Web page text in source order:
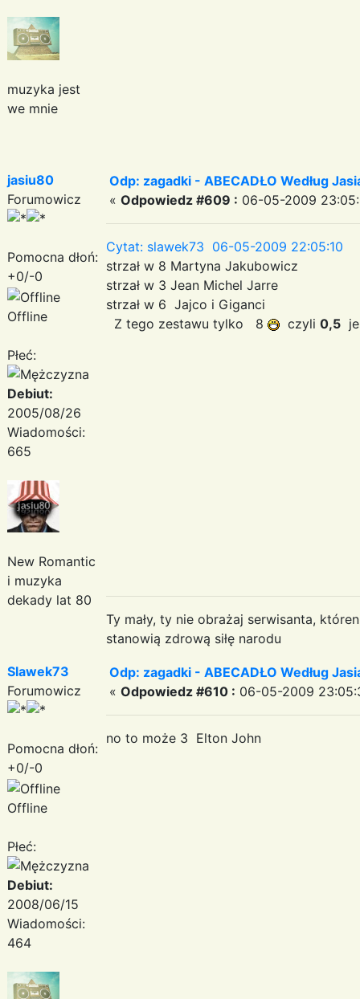
muzyka jest
we mnie
jasiu80
Forumowicz
Pomocna dłoń:
+0/-0
Offline
Płeć:
Debiut:
2005/08/26
Wiadomości:
665
New Romantic
i muzyka
dekady lat 80
Odp: zagadki - ABECADŁO Według
« Odpowiedz #609 : 06-05-2009
Cytat: slawek73 06-05-2009 22:05:10
strzał w 8 Martyna Jakubowicz
strzał w 3 Jean Michel Jarre
strzał w 6 Jajco i Giganci
Z tego zestawu tylko 8
czyli 0,5
Ty mały, ty nie obrażaj serwisanta,
stanowią zdrową siłę narodu
Slawek73
Forumowicz
Pomocna dłoń:
+0/-0
Offline
Płeć:
Debiut:
2008/06/15
Wiadomości:
464
Odp: zagadki - ABECADŁO Według
« Odpowiedz #610 : 06-05-2009
no to może 3 Elton John